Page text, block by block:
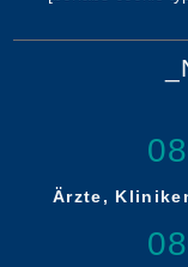
Ärzte,